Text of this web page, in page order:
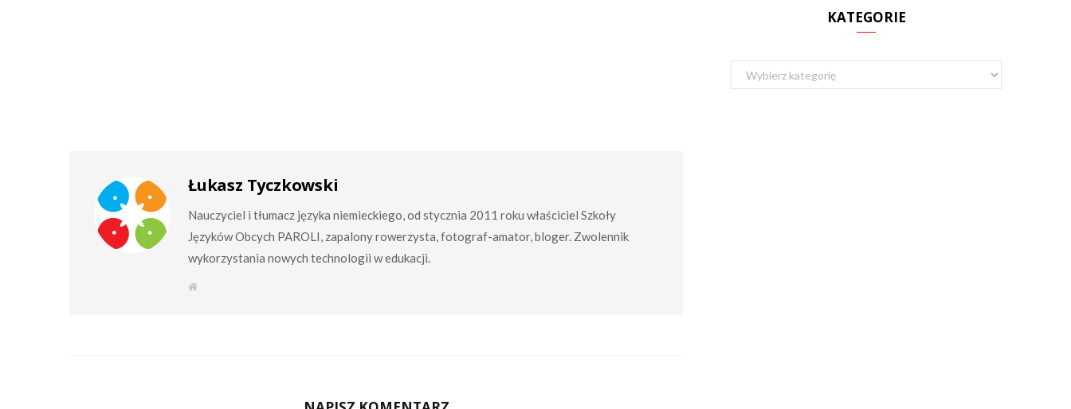
Łukasz Tyczkowski
Nauczyciel i tłumacz języka niemieckiego, od stycznia 2011 roku właściciel Szkoły
Języków Obcych PAROLI, zapalony rowerzysta, fotograf-amator, bloger. Zwolennik
wykorzystania nowych technologii w edukacji.
W
KATEGORIE
Kategorie